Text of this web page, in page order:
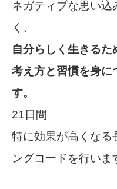
ネガティブな思い込
く、
自分らしく生きるた
考え方と習慣を身に
す。
21日間
特に効果が高くなる
ングコードを行いま